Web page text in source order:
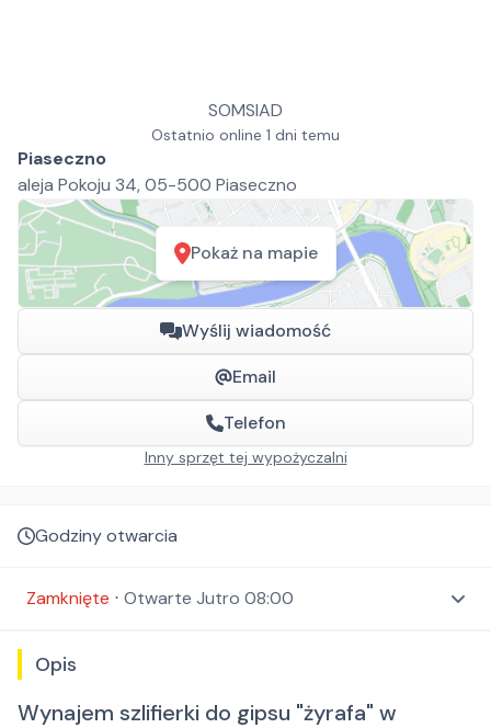
SOMSIAD
Ostatnio online 1 dni temu
Piaseczno
aleja Pokoju 34, 05-500 Piaseczno
Pokaż na mapie
Wyślij wiadomość
Email
Telefon
Inny sprzęt tej wypożyczalni
Godziny otwarcia
Zamknięte ⋅ Otwarte Jutro 08:00
Opis
Wynajem szlifierki do gipsu "żyrafa" w